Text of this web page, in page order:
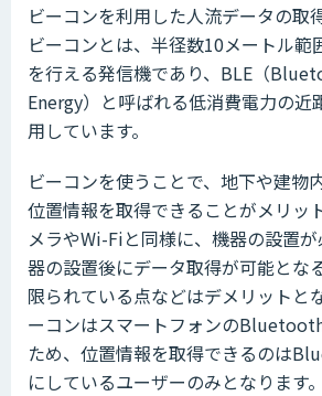
ビーコンを利用した人流データの取
ビーコンとは、半径数10メートル範
を行える発信機であり、BLE（
Energy）と呼ばれる低消費電力の近
用しています。
ビーコンを使うことで、地下や建物
位置情報を取得できることがメリッ
メラやWi-Fiと同様に、機器の設置
器の設置後にデータ取得が可能とな
限られている点などはデメリットと
ーコンはスマートフォンの
ため、位置情報を取得できるのは
にしているユーザーのみとなります。